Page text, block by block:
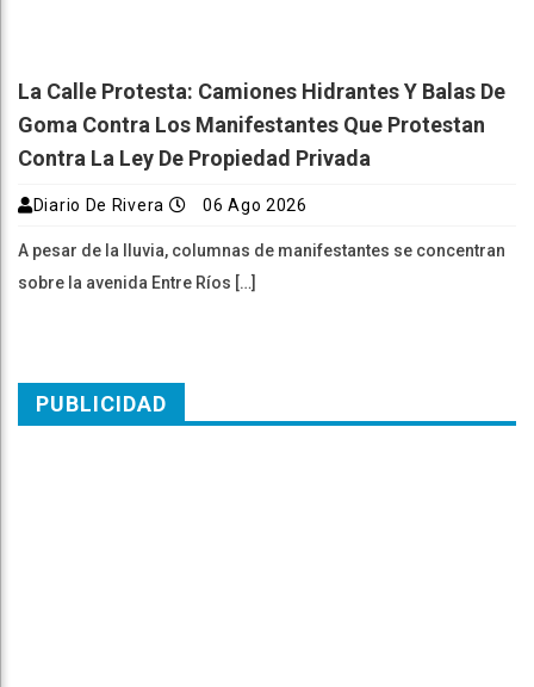
La Calle Protesta: Camiones Hidrantes Y Balas De
Goma Contra Los Manifestantes Que Protestan
Contra La Ley De Propiedad Privada
Diario De Rivera 06 Ago 2026
A pesar de la lluvia, columnas de manifestantes se concentran
sobre la avenida Entre Ríos […]
PUBLICIDAD